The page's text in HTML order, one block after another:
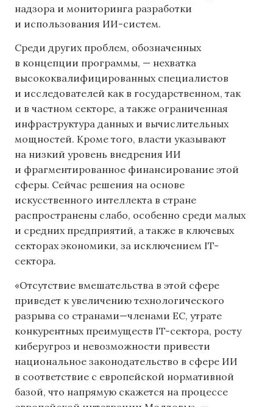
надзора и мониторинга разработки
и использования ИИ-систем.
Среди других проблем, обозначенных
в концепции программы, — нехватка
высококвалифицированных специалистов
и исследователей как в государственном, так
и в частном секторе, а также ограниченная
инфраструктура данных и вычислительных
мощностей. Кроме того, власти указывают
на низкий уровень внедрения ИИ
и фрагментированное финансирование этой
сферы. Сейчас решения на основе
искусственного интеллекта в стране
распространены слабо, особенно среди малых
и средних предприятий, а также в ключевых
секторах экономики, за исключением IT-
сектора.
«Отсутствие вмешательства в этой сфере
приведет к увеличению технологического
разрыва со странами—членами ЕС, утрате
конкурентных преимуществ IT-сектора, росту
киберугроз и невозможности привести
национальное законодательство в сфере ИИ
в соответствие с европейской нормативной
базой, что напрямую скажется на процессе